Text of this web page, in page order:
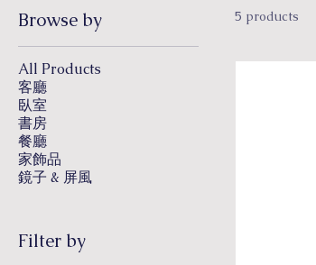
Browse by
All Products
客廳
臥室
書房
餐廳
家飾品
鏡子 & 屏風
Filter by
5 products